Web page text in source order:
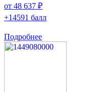
от 48 637 ₽
+14591 балл
Подробнее